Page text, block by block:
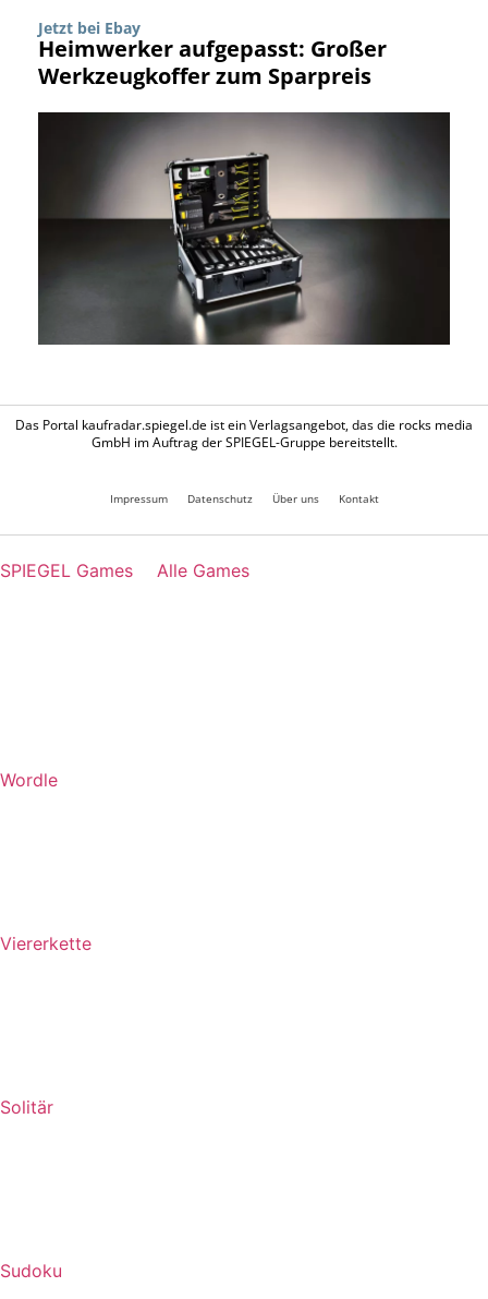
Jetzt bei Ebay
Heimwerker aufgepasst: Großer
Werkzeugkoffer zum Sparpreis
Das Portal kaufradar.spiegel.de ist ein Verlagsangebot, das die rocks media
GmbH im Auftrag der SPIEGEL-Gruppe bereitstellt.
Impressum Datenschutz Über uns Kontakt
SPIEGEL Games Alle Games
Wordle
Viererkette
Solitär
Sudoku